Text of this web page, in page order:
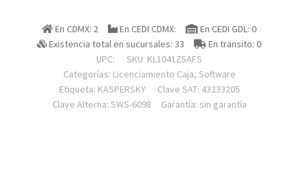
Dispositivo
A?
o
(fisica)
En CDMX: 2 En CEDI CDMX:
En CEDI GDL: 0
Existencia total en sucursales: 33
En transito: 0
UPC:
SKU: KL1041Z5AFS
Categorías: Licenciamiento Caja, Software
Etiqueta: KASPERSKY
Clave SAT: 43233205
Clave Alterna: SWS-6098
Garantía: sin garantía